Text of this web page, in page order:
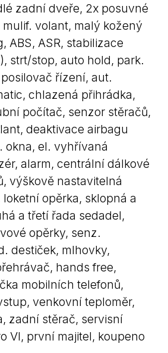
zadní dveře, 2x posuvné
volant, malý kožený
ABS, ASR, stabilizace
strt/stop, auto hold, park.
řízení, aut.
chlazená přihrádka,
počítač, senzor stěračů,
deaktivace airbagu
okna, el. vyhřívaná
alarm, centrální dálkové
výškově nastavitelná
opěrka, sklopná a
a třetí řada sedadel,
opěrky, senz.
destiček, mlhovky,
hands free,
mobilních telefonů,
venkovní teploměr,
zadní stěrač, servisní
VI, první majitel, koupeno